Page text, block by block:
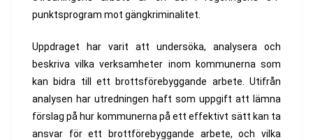
punktsprogram mot gängkriminalitet.
Uppdraget har varit att undersöka, analysera och
beskriva vilka verksamheter inom kommunerna som
kan bidra till ett brottsförebyggande arbete. Utifrån
analysen har utredningen haft som uppgift att lämna
förslag på hur kommunerna på ett effektivt sätt kan ta
ansvar för ett brottförebyggande arbete, och vilka